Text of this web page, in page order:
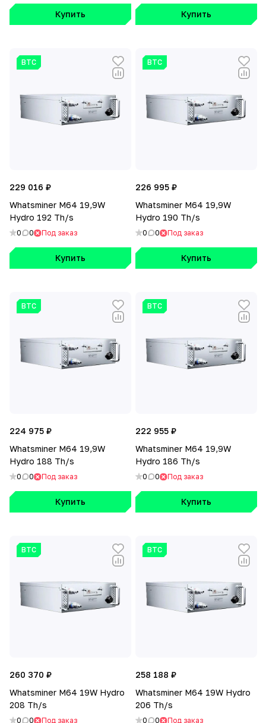
Купить Купить
BTC
229 016 ₽
Whatsminer M64 19,9W
Hydro 192 Th/s
0 0 Под заказ
Купить
BTC
226 995 ₽
Whatsminer M64 19,9W
Hydro 190 Th/s
0 0 Под заказ
Купить
BTC
224 975 ₽
Whatsminer M64 19,9W
Hydro 188 Th/s
0 0 Под заказ
Купить
BTC
222 955 ₽
Whatsminer M64 19,9W
Hydro 186 Th/s
0 0 Под заказ
Купить
BTC
260 370 ₽
Whatsminer M64 19W Hydro
208 Th/s
0 0 Под заказ
BTC
258 188 ₽
Whatsminer M64 19W Hydro
206 Th/s
0 0 Под заказ